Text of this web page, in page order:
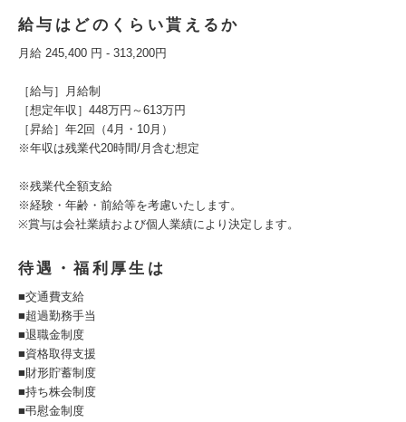
給与はどのくらい貰えるか
月給 245,400 円 - 313,200円
［給与］月給制
［想定年収］448万円～613万円
［昇給］年2回（4月・10月）
※年収は残業代20時間/月含む想定
※残業代全額支給
※経験・年齢・前給等を考慮いたします。
※賞与は会社業績および個人業績により決定します。
待遇・福利厚生は
■交通費支給
■超過勤務手当
■退職金制度
■資格取得支援
■財形貯蓄制度
■持ち株会制度
■弔慰金制度